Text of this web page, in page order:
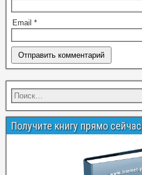
Email *
Получите книгу прямо сейчас